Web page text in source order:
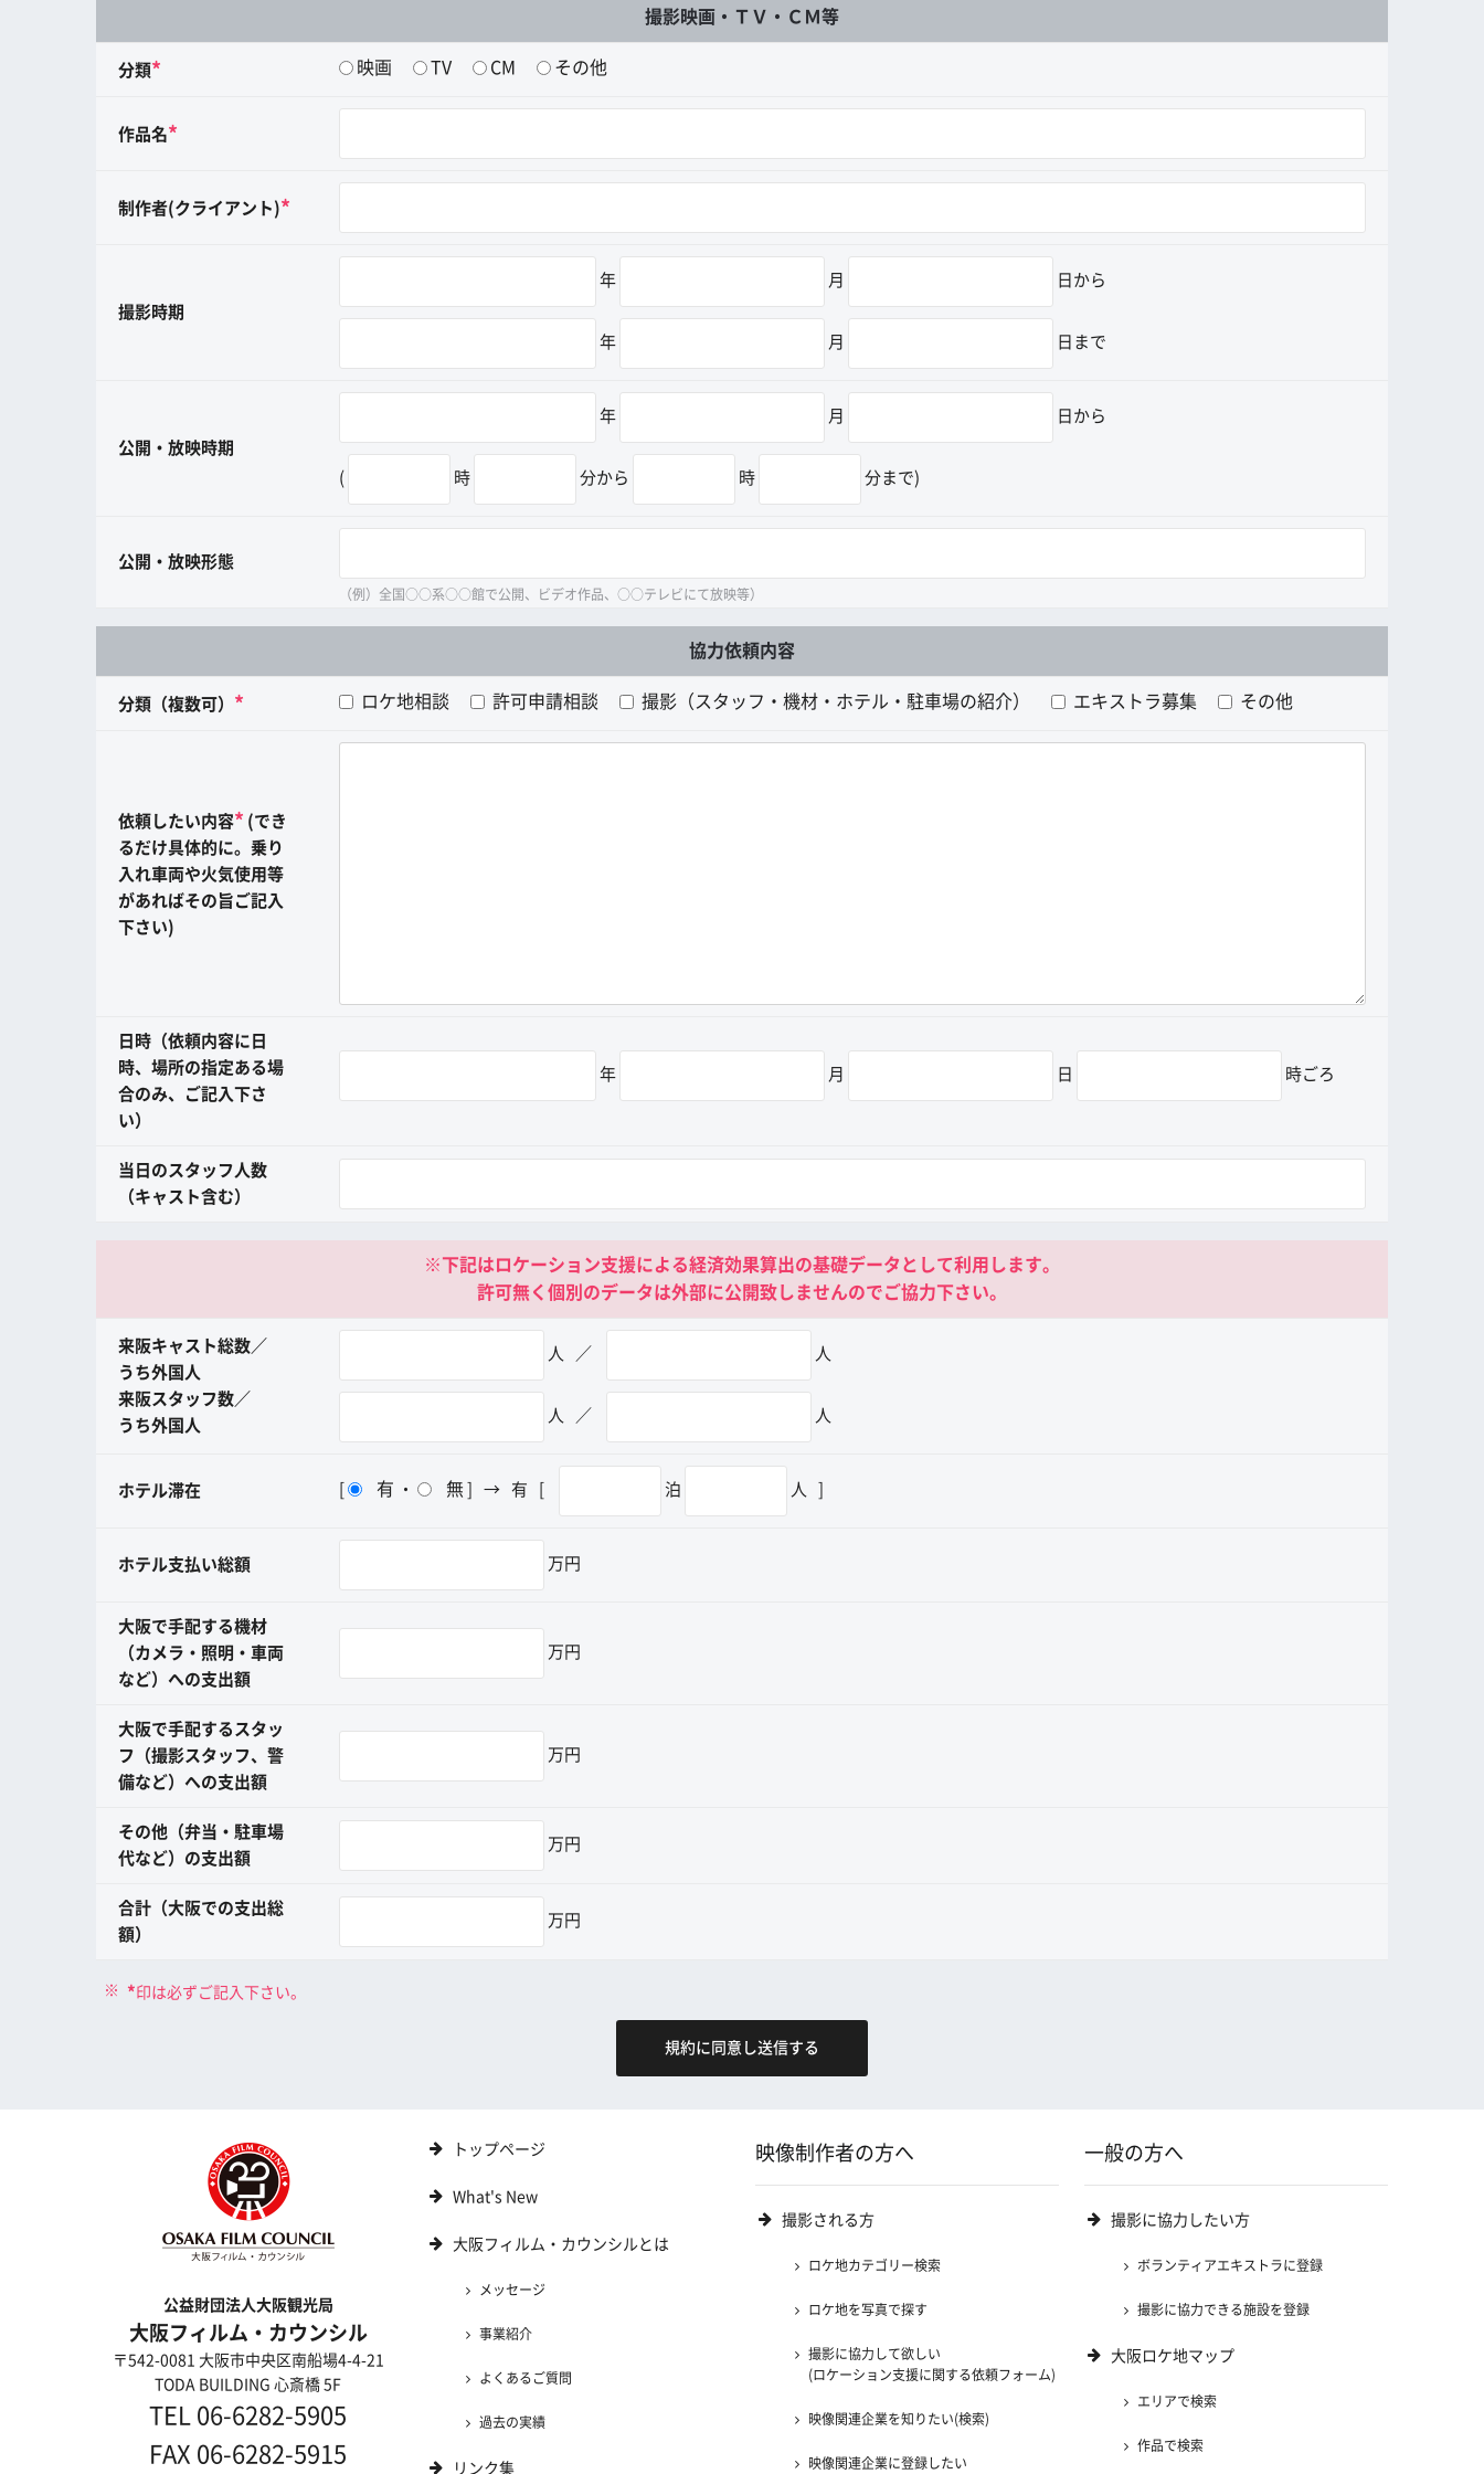
撮影映画・ＴＶ・ＣＭ等
分類* 映画 TV CM その他
作品名*
制作者(クライアント)*
撮影時期
年 月 日から
年 月 日まで
公開・放映時期
年 月 日から
( 時 分から 時 分まで)
公開・放映形態
（例）全国○○系○○館で公開、ビデオ作品、○○テレビにて放映等）
協力依頼内容
分類（複数可） * ロケ地相談 許可申請相談 撮影（スタッフ・機材・ホテル・駐車場の紹介） エキストラ募集 その他
依頼したい内容* (でき
るだけ具体的に。乗り
入れ車両や火気使用等
があればその旨ご記入
下さい)
日時（依頼内容に日
時、場所の指定ある場
合のみ、ご記入下さ
い）
年 月 日 時ごろ
当日のスタッフ人数
（キャスト含む）
※下記はロケーション支援による経済効果算出の基礎データとして利用します。
許可無く個別のデータは外部に公開致しませんのでご協力下さい。
来阪キャスト総数／
うち外国人
来阪スタッフ数／
うち外国人
人 ／ 人
人 ／ 人
ホテル滞在 有 ・ 無 → 有 泊 人
ホテル支払い総額 万円
大阪で手配する機材
（カメラ・照明・車両
など）への支出額
万円
大阪で手配するスタッ
フ（撮影スタッフ、警
備など）への支出額
万円
その他（弁当・駐車場
代など）の支出額
万円
合計（大阪での支出総
額）
万円
* 印は必ずご記入下さい。
公益財団法人大阪観光局
大阪フィルム・カウンシル
〒542-0081 大阪市中央区南船場4-4-21
TODA BUILDING 心斎橋 5F
TEL 06-6282-5905
FAX 06-6282-5915
トップページ
What's New
大阪フィルム・カウンシルとは
メッセージ
事業紹介
よくあるご質問
過去の実績
リンク集
映像制作者の方へ
撮影される方
ロケ地カテゴリー検索
ロケ地を写真で探す
撮影に協力して欲しい
(ロケーション支援に関する依頼フォーム)
映像関連企業を知りたい(検索)
映像関連企業に登録したい
一般の方へ
撮影に協力したい方
ボランティアエキストラに登録
撮影に協力できる施設を登録
大阪ロケ地マップ
エリアで検索
作品で検索